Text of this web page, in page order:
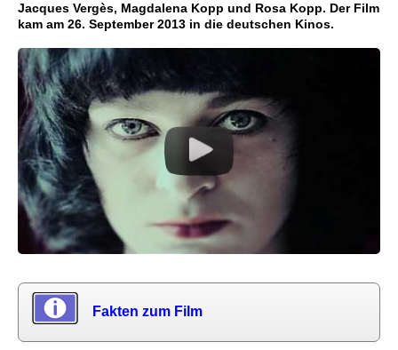
Jacques Vergès, Magdalena Kopp und Rosa Kopp. Der Film
kam am 26. September 2013 in die deutschen Kinos.
Fakten zum Film